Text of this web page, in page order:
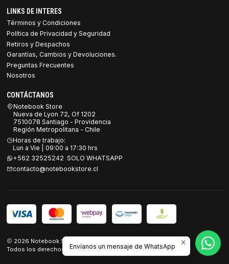
LINKS DE INTERES
Términos y Condiciones
Política de Privacidad y Seguridad
Retiros y Despachos
Garantías, Cambios y Devoluciones.
Preguntas Frecuentes
Nosotros
CONTÁCTANOS
Notebook Store
Nueva de Lyon 72, Of 1202
7510078 Santiago - Providencia
Región Metropolitana - Chile
Horas de trabajo:
Lun a Vie | 09:00 a 17:30 hrs
+562 32525242 SOLO WHATSAPP
contacto@notebookstore.cl
2026 Notebook Store.
Todos los derechos reservados.Desarrollado por Jumpseller
Envíanos un mensaje de WhatsApp